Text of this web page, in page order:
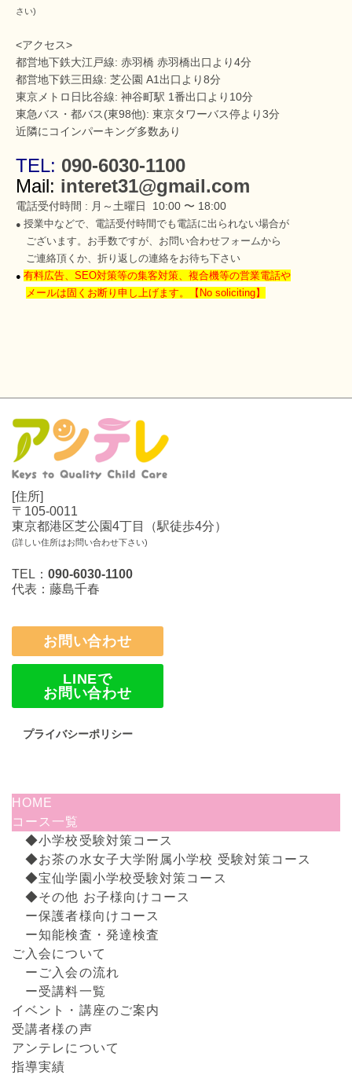
さい)
<アクセス>
都営地下鉄大江戸線: 赤羽橋 赤羽橋出口より4分
都営地下鉄三田線: 芝公園 A1出口より8分
東京メトロ日比谷線: 神谷町駅 1番出口より10分
東急バス・都バス(東98他): 東京タワーバス停より3分
近隣にコインパーキング多数あり
TEL: 090-6030-1100
Mail: interet31@gmail.com
電話受付時間 : 月～土曜日 10:00 〜 18:00
● 授業中などで、電話受付時間でも電話に出られない場合が
ございます。お手数ですが、お問い合わせフォームから
ご連絡頂くか、折り返しの連絡をお待ち下さい
● 有料広告、SEO対策等の集客対策、複合機等の営業電話や
メールは固く お断り申し上げます。【No soliciting】
[住所]
〒105-0011
東京都港区芝公園4丁目（駅徒歩4分）
(詳しい住所はお問い合わせ下さい)
TEL： 090-6030-1100
代表：藤島千春
お問い合わせ
LINEで
お問い合わせ
プライバシーポリシー
HOME
コース一覧
◆小学校受験対策コース
◆お茶の水女子大学附属小学校 受験対策コース
◆宝仙学園小学校受験対策コース
◆その他 お子様向けコース
ー保護者様向けコース
ー知能検査・発達検査
ご入会について
ーご入会の流れ
ー受講料一覧
イベント・講座のご案内
受講者様の声
アンテレについて
指導実績